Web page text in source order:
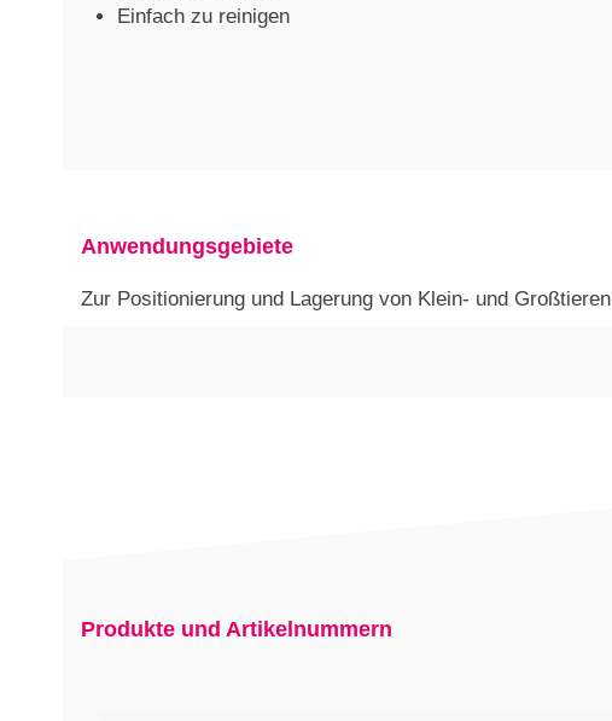
Einfach zu reinigen
Anwendungsgebiete
Zur Positionierung und Lagerung von Klein- und Großtieren
Produkte und Artikelnummern